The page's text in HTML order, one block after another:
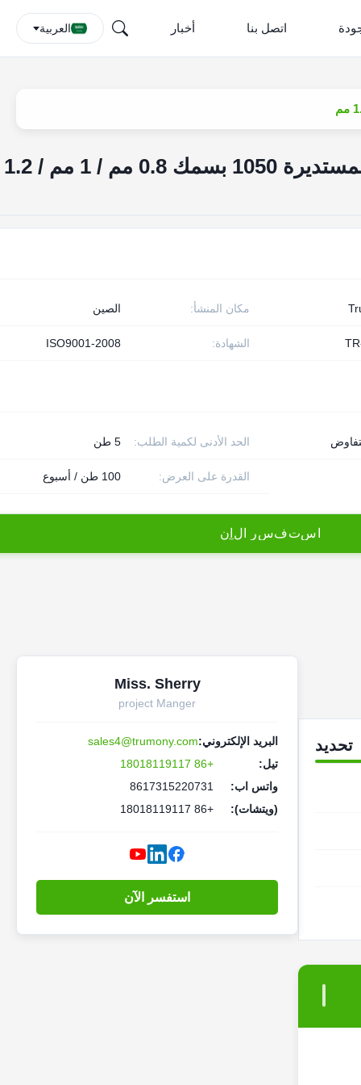
اتصل بنا أخبار العربية
H112 دائرة الألومنيوم المستديرة 1050 بسمك 0.8 مم / 1 مم / 1.2
مكان المنشأ: الصين
الشهادة: ISO9001-2008
الحد الأدنى لكمية الطلب: 5 طن
القدرة على العرض: 100 طن / أسبوع
ستفسر ل ن
تحديد
Miss. Sherry
project Manger
البريد الإلكتروني:sales4@trumony.com
تيل:
+86 18018119117
واتس اب:
8617315220731
(ويتشات):
+86 18018119117
استفسر الآن